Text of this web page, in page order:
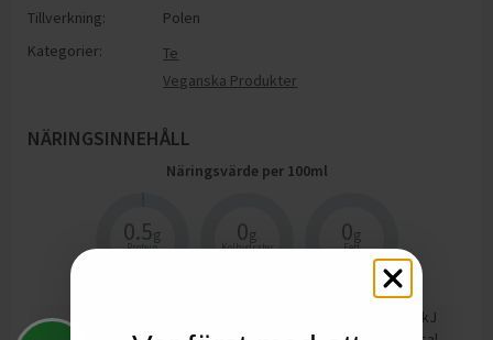
Tillverkning:
Polen
Kategorier:
Te
Veganska Produkter
NÄRINGSINNEHÅLL
Näringsvärde per 100ml
0.5g
Protein
0g
Kolhydrater
0g
Fett
Energi
kJ